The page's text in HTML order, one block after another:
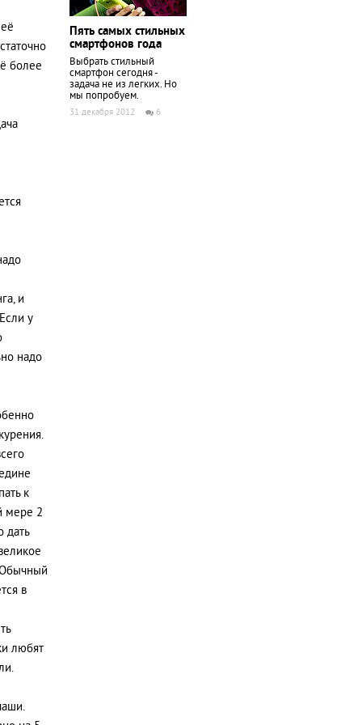
Пять самых стильных
смартфонов года
Выбрать стильный
смартфон сегодня -
задача не из легких. Но
мы попробуем.
31 декабря 2012 6
более
и
у
надо
к
мере 2
дать
в
любят